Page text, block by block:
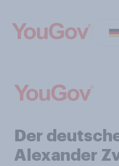
Der
Alexander